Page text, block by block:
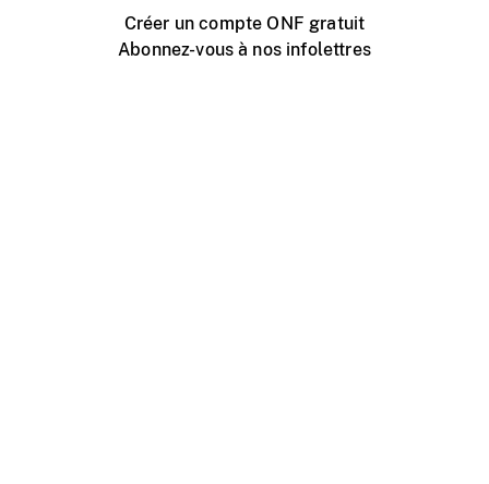
Créer un compte ONF gratuit
Abonnez-vous à nos infolettres